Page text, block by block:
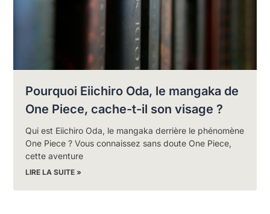
Pourquoi Eiichiro Oda, le mangaka de
One Piece, cache-t-il son visage ?
Qui est Eiichiro Oda, le mangaka derrière le phénomène
One Piece ? Vous connaissez sans doute One Piece,
cette aventure
LIRE LA SUITE »